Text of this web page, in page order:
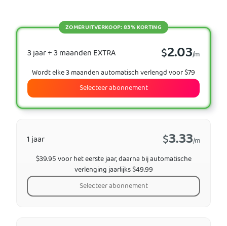
3 jaar + 3 maanden EXTRA $2.03/m
ZOMERUITVERKOOP: 83% KORTING
Wordt elke 3 maanden automatisch verlengd voor $79
Selecteer abonnement
1 jaar $3.33/m
$39.95 voor het eerste jaar, daarna bij automatische
verlenging jaarlijks $49.99
Selecteer abonnement